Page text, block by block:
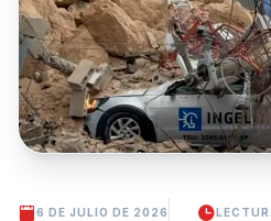
6 DE JULIO DE 2026